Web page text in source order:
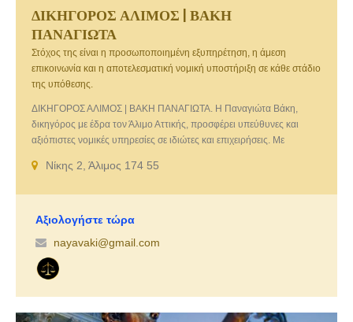
ΔΙΚΗΓΟΡΟΣ ΑΛΙΜΟΣ | ΒΑΚΗ
ΠΑΝΑΓΙΩΤΑ
Στόχος της είναι η προσωποποιημένη εξυπηρέτηση, η άμεση
επικοινωνία και η αποτελεσματική νομική υποστήριξη σε κάθε στάδιο
της υπόθεσης.
ΔΙΚΗΓΟΡΟΣ ΑΛΙΜΟΣ | ΒΑΚΗ ΠΑΝΑΓΙΩΤΑ. Η Παναγιώτα Βάκη,
δικηγόρος με έδρα τον Άλιμο Αττικής, προσφέρει υπεύθυνες και
αξιόπιστες νομικές υπηρεσίες σε ιδιώτες και επιχειρήσεις. Με
δίκαιο, παρέχει ολοκληρωμένες λύσεις σε υποθέσεις όπως διαζύγια,
Νίκης 2, Άλιμος 174 55
Αξιολογήστε τώρα
nayavaki@gmail.com